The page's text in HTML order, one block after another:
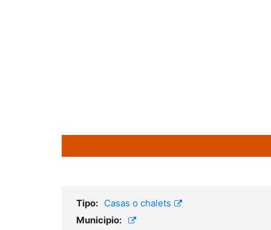
Tipo: Casas o chalets
Municipio: